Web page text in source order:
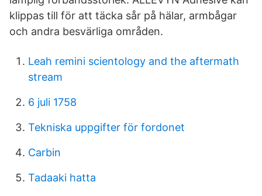
klippas till för att täcka sår på hälar, armbågar
och andra besvärliga områden.
Leah remini scientology and the aftermath
stream
6 juli 1758
Tekniska uppgifter för fordonet
Carbin
Tadaaki hatta